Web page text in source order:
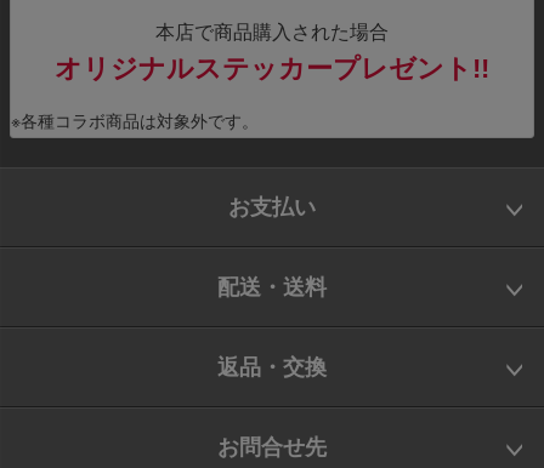
本店で商品購入された場合
オリジナルステッカープレゼント!!
※各種コラボ商品は対象外です。
お支払い
配送・送料
返品・交換
お問合せ先